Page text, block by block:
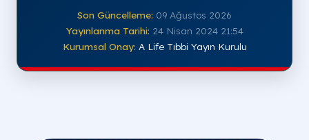
Son Güncelleme: 09 Ağustos 2026
Yayınlanma Tarihi: 24 Nisan 2024 21:54
Kurumsal Onay: A Life Tıbbi Yayın Kurulu